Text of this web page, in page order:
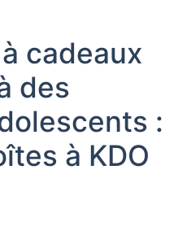
cadeaux
des
:
à KDO